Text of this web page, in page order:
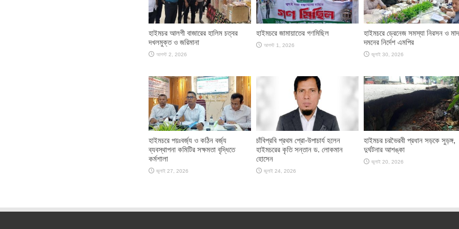
হাইমচর আলগী বাজারের হালিম চত্বর
দখলমুক্ত ও জরিমানা
আগস্ট 2, 2026
হাইমচরে জামায়াতের গণমিছিল
আগস্ট 1, 2026
হাইমচরে ড্রেনেজ সমস্যা নিরসন ও
দমনের নির্দেশ এমপির
জুলাই 30, 2026
হাইমচরে পয়ঃবর্জ্য ও কঠিন বর্জ্য
ব্যবস্থাপনা কমিটির সক্ষমতা বৃদ্ধিতে
কর্মশালা
জুলাই 27, 2026
চাঁবিপ্রবি প্রথম প্রো-উপাচার্য হলেন
হাইমচরের কৃতি সন্তান ড. লোকমান
হোসেন
জুলাই 24, 2026
হাইমচর চরভৈরবী প্রধান সড়কে সুড়ঙ্গ,
দুর্ঘটনার আশঙ্কা
জুলাই 20, 2026